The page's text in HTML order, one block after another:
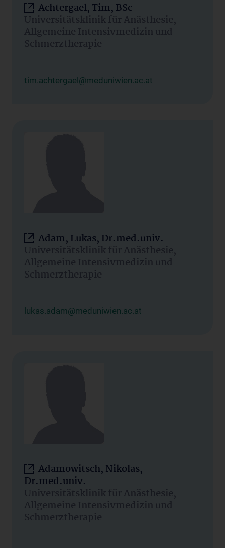
Achtergael, Tim, BSc
Universitätsklinik für Anästhesie,
Allgemeine Intensivmedizin und
Schmerztherapie
tim.achtergael@meduniwien.ac.at
Adam, Lukas, Dr.med.univ.
Universitätsklinik für Anästhesie,
Allgemeine Intensivmedizin und
Schmerztherapie
lukas.adam@meduniwien.ac.at
Adamowitsch, Nikolas,
Dr.med.univ.
Universitätsklinik für Anästhesie,
Allgemeine Intensivmedizin und
Schmerztherapie